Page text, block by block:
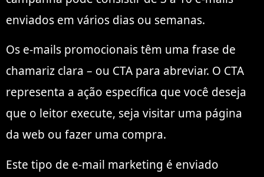
enviados em vários dias ou semanas.
Os e-mails promocionais têm uma frase de
chamariz clara – ou CTA para abreviar. O CTA
representa a ação específica que você deseja
que o leitor execute, seja visitar uma página
da web ou fazer uma compra.
Este tipo de e-mail marketing é enviado